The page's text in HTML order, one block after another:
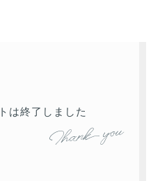
は終了しました